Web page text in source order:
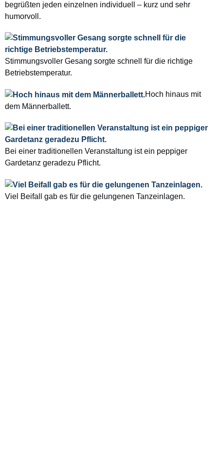
begrüßten jeden einzelnen individuell
– kurz und sehr
humorvoll.
Stimmungsvoller Gesang sorgte schnell
für die richtige
Betriebstemperatur.
Hoch hinaus mit
dem Männerballett.
Bei einer traditionellen Veranstaltung ist ein peppiger
Gardetanz geradezu Pflicht.
Viel Beifall gab es für die gelungenen Tanzeinlagen.